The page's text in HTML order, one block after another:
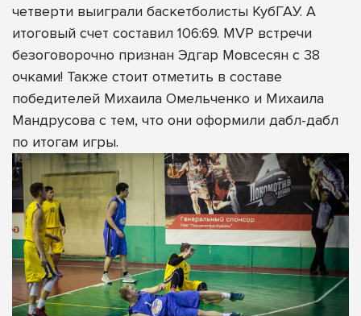
четверти выиграли баскетболисты КубГАУ. А
итоговый счет составил 106:69. MVP встречи
безоговорочно признан Эдгар Мовсесян с 38
очками! Также стоит отметить в составе
победителей Михаила Омельченко и Михаила
Мандрусова с тем, что они оформили дабл-дабл
по итогам игры.